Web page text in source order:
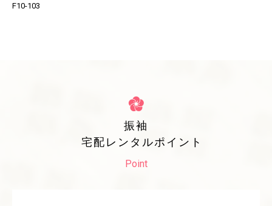
F10-103
振袖
宅配レンタルポイント
Point